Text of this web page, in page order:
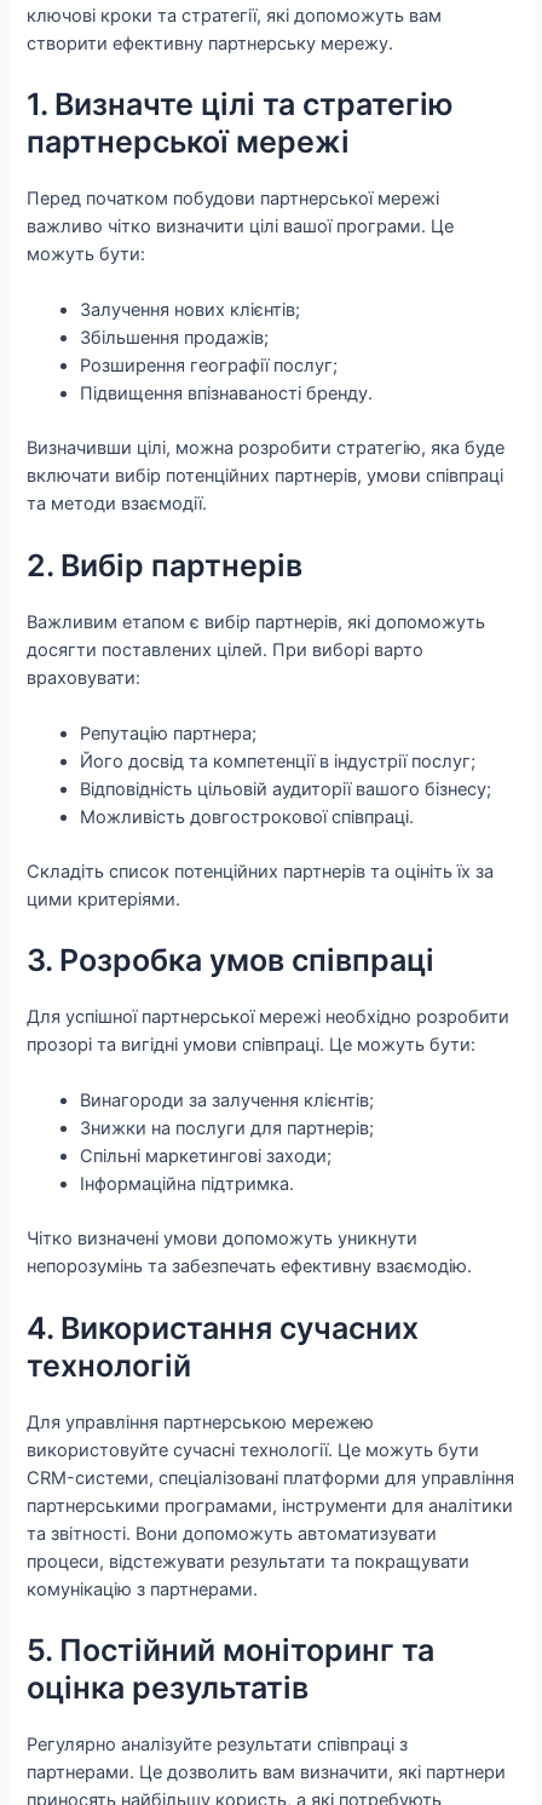
ключові кроки та стратегії, які допоможуть вам
створити ефективну партнерську мережу.
1. Визначте цілі та стратегію
партнерської мережі
Перед початком побудови партнерської мережі
важливо чітко визначити цілі вашої програми. Це
можуть бути:
Залучення нових клієнтів;
Збільшення продажів;
Розширення географії послуг;
Підвищення впізнаваності бренду.
Визначивши цілі, можна розробити стратегію, яка буде
включати вибір потенційних партнерів, умови співпраці
та методи взаємодії.
2. Вибір партнерів
Важливим етапом є вибір партнерів, які допоможуть
досягти поставлених цілей. При виборі варто
враховувати:
Репутацію партнера;
Його досвід та компетенції в індустрії послуг;
Відповідність цільовій аудиторії вашого бізнесу;
Можливість довгострокової співпраці.
Складіть список потенційних партнерів та оцініть їх за
цими критеріями.
3. Розробка умов співпраці
Для успішної партнерської мережі необхідно розробити
прозорі та вигідні умови співпраці. Це можуть бути:
Винагороди за залучення клієнтів;
Знижки на послуги для партнерів;
Спільні маркетингові заходи;
Інформаційна підтримка.
Чітко визначені умови допоможуть уникнути
непорозумінь та забезпечать ефективну взаємодію.
4. Використання сучасних
технологій
Для управління партнерською мережею
використовуйте сучасні технології. Це можуть бути
CRM-системи, спеціалізовані платформи для управління
партнерськими програмами, інструменти для аналітики
та звітності. Вони допоможуть автоматизувати
процеси, відстежувати результати та покращувати
комунікацію з партнерами.
5. Постійний моніторинг та
оцінка результатів
Регулярно аналізуйте результати співпраці з
партнерами. Це дозволить вам визначити, які партнери
приносять найбільшу користь, а які потребують